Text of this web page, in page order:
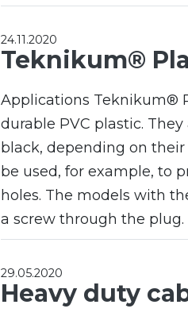
24.11.2020
Teknikum®
Applications Teknikum®
durable PVC plastic.
black, depending on their
be used, for example, to
holes. The models with
a screw through the plug.
29.05.2020
Heavy duty